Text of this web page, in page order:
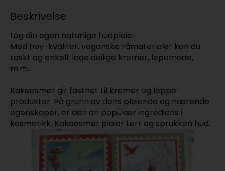
Beskrivelse
Lag din egen naturlige hudpleie.
Med høy-kvalitet, veganske råmaterialer kan du
raskt og enkelt lage deilige kremer, lepomade,
m.m..
.
Kakaosmør gir fasthet til kremer og leppe-
produkter. På grunn av dens pleiende og nærende
egenskaper, er den en populær ingrediens i
kosmetikk. Kakaosmør pleier tørr og sprukken hud.